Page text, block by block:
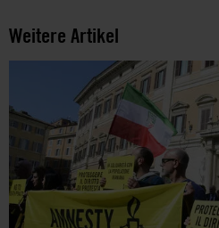
Weitere Artikel